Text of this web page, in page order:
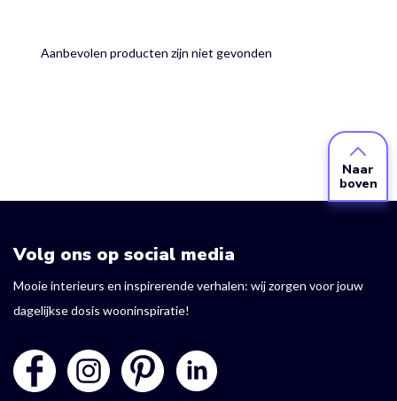
Aanbevolen producten zijn niet gevonden
Naar
boven
Volg ons op social media
Mooie interieurs en inspirerende verhalen: wij zorgen voor jouw
dagelijkse dosis wooninspiratie!